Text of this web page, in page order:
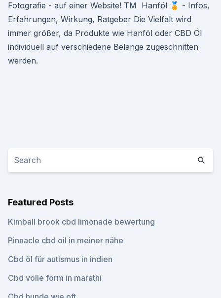
Fotografie - auf einer Website! TM ️ Hanföl 🏅 - Infos,
Erfahrungen, Wirkung, Ratgeber Die Vielfalt wird
immer größer, da Produkte wie Hanföl oder CBD Öl
individuell auf verschiedene Belange zugeschnitten
werden.
Featured Posts
Kimball brook cbd limonade bewertung
Pinnacle cbd oil in meiner nähe
Cbd öl für autismus in indien
Cbd volle form in marathi